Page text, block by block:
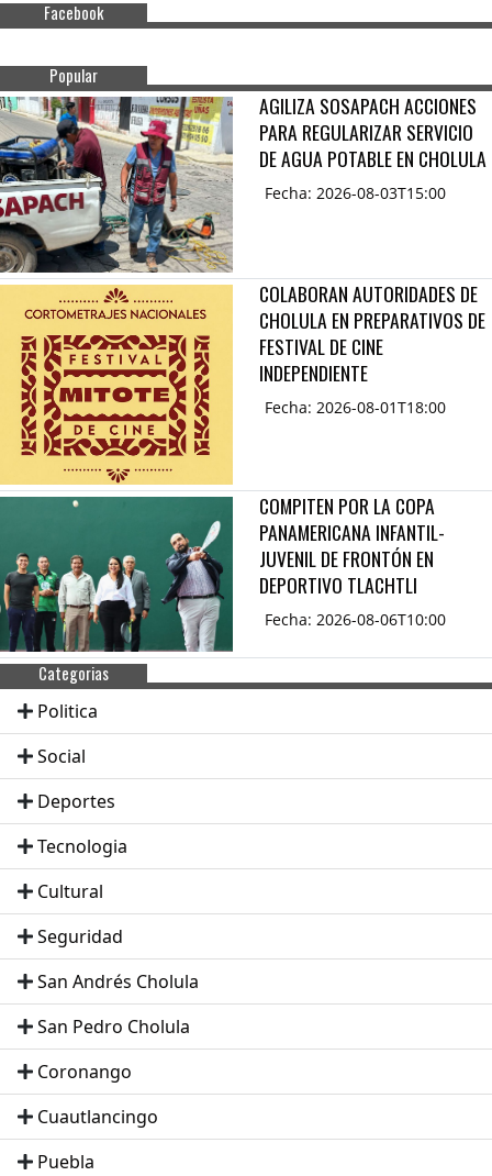
Facebook
Popular
AGILIZA SOSAPACH ACCIONES
PARA REGULARIZAR SERVICIO
DE AGUA POTABLE EN CHOLULA
Fecha: 2026-08-03T15:00
COLABORAN AUTORIDADES DE
CHOLULA EN PREPARATIVOS DE
FESTIVAL DE CINE
INDEPENDIENTE
Fecha: 2026-08-01T18:00
COMPITEN POR LA COPA
PANAMERICANA INFANTIL-
JUVENIL DE FRONTÓN EN
DEPORTIVO TLACHTLI
Fecha: 2026-08-06T10:00
Categorias
Politica
Social
Deportes
Tecnologia
Cultural
Seguridad
San Andrés Cholula
San Pedro Cholula
Coronango
Cuautlancingo
Puebla